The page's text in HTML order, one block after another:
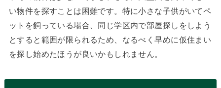
い物件を探すことは困難です。特に小さな子供がいてペ
ットを飼っている場合、同じ学区内で部屋探しをしよう
とすると範囲が限られるため、なるべく早めに仮住まい
を探し始めたほうが良いかもしれません。